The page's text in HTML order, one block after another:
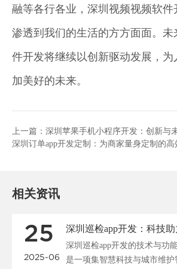
融等各行各业，深圳视频视频软
渗透到我们的生活的方方面面。未
件开发将继续以创新驱动发展，为
加美好的未来。
上一篇： 深圳苹果手机小程序开发：创新与
深圳订单app开发定制：为商家量身定制的高
相关资讯
25
2025-06
深圳巡检app开发的技术与功
是一项集智慧科技与城市维护